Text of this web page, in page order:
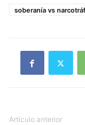
soberanía vs
Artículo anterior